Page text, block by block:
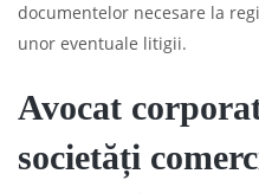
documentelor necesare la
unor eventuale litigii.
Avocat
societăți